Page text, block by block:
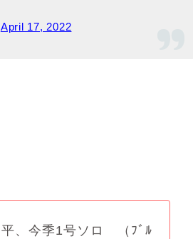
April 17, 2022
、今季1号ソロ （ﾌﾞﾙ